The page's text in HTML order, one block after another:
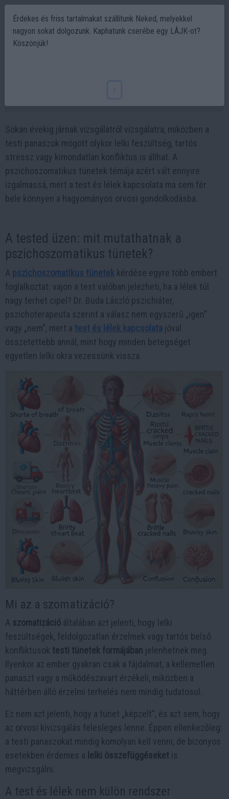
Sokan évekig járnak vizsgálatról vizsgálatra, miközben a
testi panaszok mögött olykor lelki feszültség, tartós
stressz vagy kimondatlan konfliktus is állhat. A
pszichoszomatikus tünetek témája azért vált ennyire
izgalmassá, mert a test és lélek kapcsolata ma sem fér
bele könnyen a hagyományos orvosi gondolkodásba.
A tested üzen: mit mutathatnak a
pszichoszomatikus tünetek?
A pszichoszomatikus tünetek kérdése egyre több embert
foglalkoztat: vajon a test valóban jelezheti, ha a lélek túl
nagy terhet cipel? Dr. Buda László pszichiáter,
pszichoterapeuta szerint a válasz nem egyszerű „igen”
vagy „nem”, mert a test és lélek kapcsolata jóval
összetettebb annál, mint hogy minden betegséget
egyetlen lelki okra vezessünk vissza.
Mi az a szomatizáció?
A szomatizáció általában azt jelenti, hogy lelki
feszültségek, feldolgozatlan érzelmek vagy tartós belső
konfliktusok testi tünetek formájában jelenhetnek meg.
Ilyenkor az ember gyakran csak a fájdalmat, a kellemetlen
panaszt vagy a működészavart érzékeli, miközben a
háttérben álló érzelmi terhelés nem mindig tudatosul.
Ez nem azt jelenti, hogy a tünet „képzelt”, és azt sem, hogy
az orvosi kivizsgálás felesleges lenne. Éppen ellenkezőleg:
a testi panaszokat mindig komolyan kell venni, de bizonyos
esetekben érdemes a lelki összefüggéseket is
megvizsgálni.
A test és lélek nem külön rendszer
Érdekes és friss tartalmakat szállítunk Neked, melyekkel
nagyon sokat dolgozunk. Kaphatunk cserébe egy LÁJK-ot?
Köszönjük!